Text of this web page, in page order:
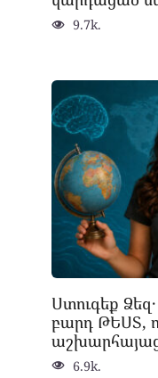
9.7k.
Ստուգեք
բարդ ԹԵՍՏ,
6.9k.